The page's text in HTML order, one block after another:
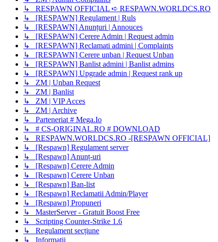
↳ RESPAWN OFFICIAL ➪ RESPAWN.WORLDCS.RO
↳ [RESPAWN] Regulament | Ruls
↳ [RESPAWN] Anunțuri | Annouces
↳ [RESPAWN] Cerere Admin | Request admin
↳ [RESPAWN] Reclamati admini | Complaints
↳ [RESPAWN] Cerere unban | Request Unban
↳ [RESPAWN] Banlist admini | Banlist admins
↳ [RESPAWN] Upgrade admin | Request rank up
↳ ZM | Unban Request
↳ ZM | Banlist
↳ ZM | VIP Acces
↳ ZM | Archive
↳ Parteneriat # Mega.Io
↳ # CS-ORIGINAL.RO # DOWNLOAD
↳ RESPAWN.WORLDCS.RO -[RESPAWN OFFICIAL]
↳ [Respawn] Regulament server
↳ [Respawn] Anunț-uri
↳ [Respawn] Cerere Admin
↳ [Respawn] Cerere Unban
↳ [Respawn] Ban-list
↳ [Respawn] Reclamatii Admin/Player
↳ [Respawn] Propuneri
↳ MasterServer - Gratuit Boost Free
↳ Scripting Counter-Strike 1.6
↳ Regulament secțiune
↳ Informații